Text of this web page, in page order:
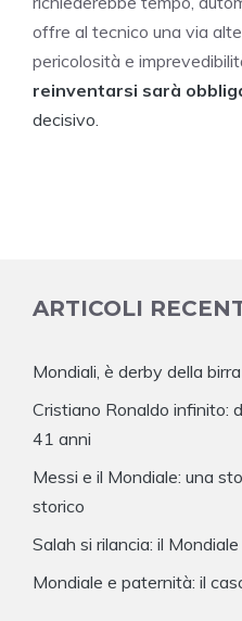
offre al tecnico una via
pericolosità e
reinventarsi sarà
decisivo.
ARTICOLI
Mondiali, è derby della
Cristiano Ronaldo infinito:
41 anni
Messi e il Mondiale: una
storico
Salah si rilancia: il
Mondiale e paternità: il